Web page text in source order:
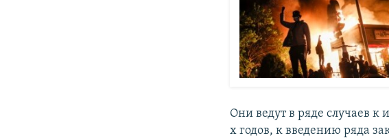
Они ведут в ряде случаев к
х годов, к введению ряда